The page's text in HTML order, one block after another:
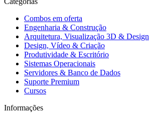
Combos em oferta
Engenharia & Construção
Arquitetura, Visualização 3D & Design
Design, Vídeo & Criação
Produtividade & Escritório
Sistemas Operacionais
Servidores & Banco de Dados
Suporte Premium
Cursos
Informações